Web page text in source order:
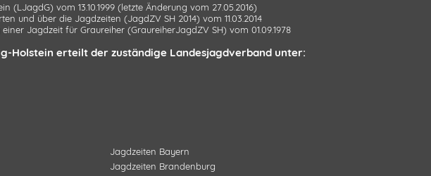
(LJagdG) vom 13.10.1999 (letzte Änderung vom 27.05.2016)
und über die Jagdzeiten (JagdZV SH 2014) vom 11.03.2014
Jagdzeit für Graureiher (GraureiherJagdZV SH) vom 01.09.1978
Holstein erteilt der zuständige Landesjagdverband unter:
Jagdzeiten Bayern
Jagdzeiten Brandenburg